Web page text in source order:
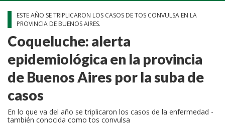
ESTE AÑO SE TRIPLICARON LOS CASOS DE TOS CONVULSA EN LA
PROVINCIA DE BUENOS AIRES.
Coqueluche: alerta
epidemiológica en la provincia
de Buenos Aires por la suba de
casos
En lo que va del año se triplicaron los casos de la enfermedad -
también conocida como tos convulsa